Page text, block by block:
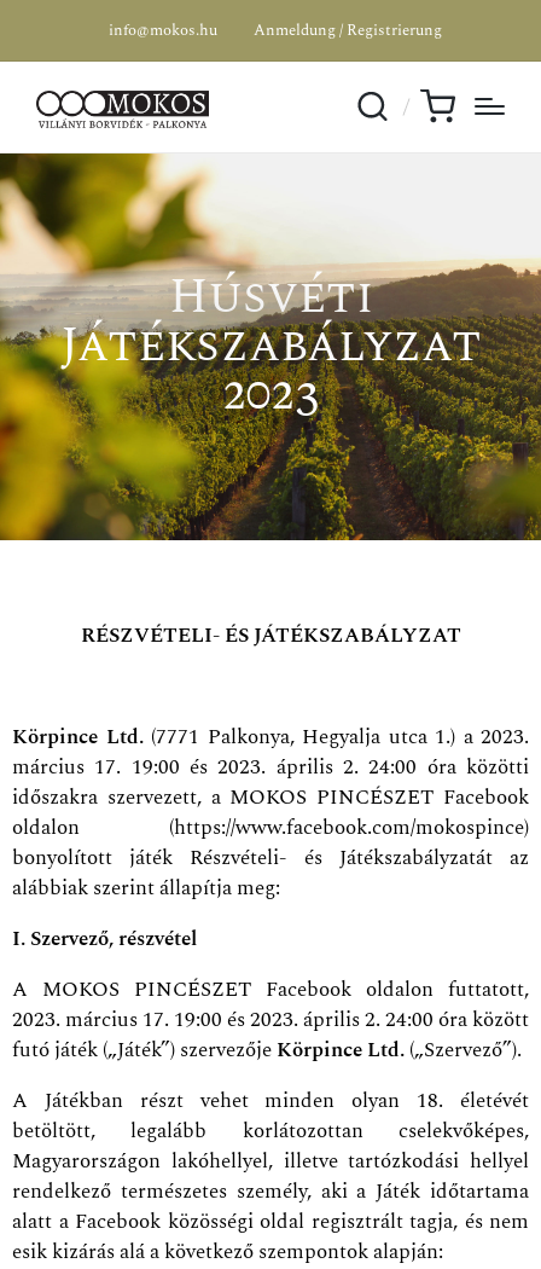
info@mokos.hu Anmeldung / Registrierung
Húsvéti
Játékszabályzat
2023
RÉSZVÉTELI- ÉS JÁTÉKSZABÁLYZAT
Körpince Ltd. (7771 Palkonya, Hegyalja utca 1.) a 2023.
március 17. 19:00 és 2023. április 2. 24:00 óra közötti
időszakra szervezett, a MOKOS PINCÉSZET Facebook
oldalon (https://www.facebook.com/mokospince)
bonyolított játék Részvételi- és Játékszabályzatát az
alábbiak szerint állapítja meg:
I. Szervező, részvétel
A MOKOS PINCÉSZET Facebook oldalon futtatott,
2023. március 17. 19:00 és 2023. április 2. 24:00 óra között
futó játék („Játék”) szervezőjeKörpince Ltd.(„Szervező”).
A Játékban részt vehet minden olyan 18. életévét
betöltött, legalább korlátozottan cselekvőképes,
Magyarországon lakóhellyel, illetve tartózkodási hellyel
rendelkező természetes személy, aki a Játék időtartama
alatt a Facebook közösségi oldal regisztrált tagja, és nem
esik kizárás alá a következő szempontok alapján: